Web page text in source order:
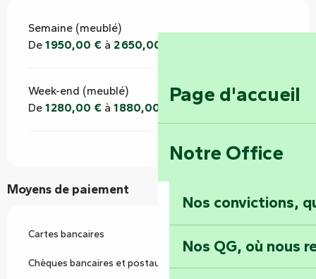
Page d'accueil
Notre Office
Nos convictions,
Nos QG, où nous
Semaine (meublé)
De 1 950,00 € à 2 650,00 €
Week-end (meublé)
De 1 280,00 € à 1 880,00 €
Moyens de paiement
Cartes bancaires
Chèques bancaires et postaux